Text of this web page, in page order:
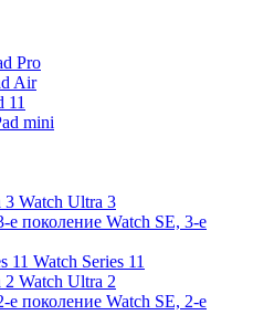
Pro
Air
11
mini
Watch Ultra 3
Watch SE, 3-е
Watch Series 11
Watch Ultra 2
Watch SE, 2-е